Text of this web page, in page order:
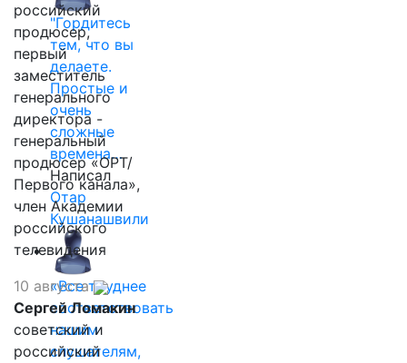
"Гордитесь
тем, что вы
делаете.
Простые и
очень
сложные
времена…
Написал
Отар
Кушанашвили
«Все труднее
соответствовать
нашим
слушателям,
российский
продюсер,
первый
заместитель
генерального
директора -
генеральный
продюсер «ОРТ/
Первого канала»,
член Академии
российского
телевидения
10 августа
Сергей Ломакин
советский и
российский